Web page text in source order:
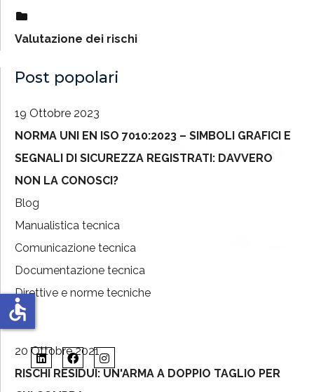
Valutazione dei rischi
Post popolari
19 Ottobre 2023
NORMA UNI EN ISO 7010:2023 – SIMBOLI GRAFICI E
SEGNALI DI SICUREZZA REGISTRATI: DAVVERO
NON LA CONOSCI?
Blog
Manualistica tecnica
Comunicazione tecnica
Documentazione tecnica
Direttive e norme tecniche
20 Ottobre 2021
RISCHI RESIDUI: UN'ARMA A DOPPIO TAGLIO PER
accessible